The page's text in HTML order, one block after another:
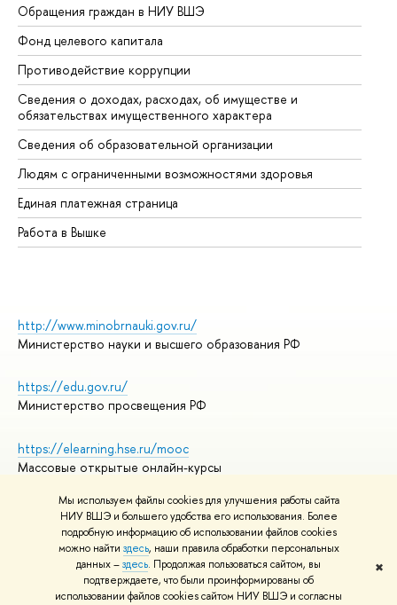
Мы используем файлы cookies для улучшения работы сайта
НИУ ВШЭ и большего удобства его использования. Более
подробную информацию об использовании файлов cookies
можно найти здесь, наши правила обработки персональных
данных –здесь. Продолжая пользоваться сайтом, вы
подтверждаете, что были проинформированы об
использовании файлов cookies сайтом НИУ ВШЭ и согласны
✖
Обращения граждан в НИУ ВШЭ
Фонд целевого капитала
Противодействие коррупции
Сведения о доходах, расходах, об имуществе и
обязательствах имущественного характера
Сведения об образовательной организации
Людям с ограниченными возможностями здоровья
Единая платежная страница
Работа в Вышке
http://www.minobrnauki.gov.ru/
Министерство науки и высшего образования РФ
https://edu.gov.ru/
Министерство просвещения РФ
https://elearning.hse.ru/mooc
Массовые открытые онлайн-курсы
© НИУ ВШЭ 1993–2026
Адреса и контакты
Условия использования материалов
Политика конфиденциальности